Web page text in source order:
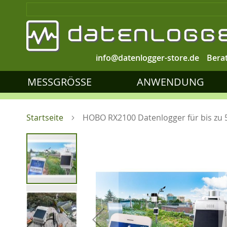
info@datenlogger-store.de
MESSGRÖSSE ANWENDUNG
Startseite HOBO RX2100 Datenlogger für bis zu
Zum
Ende
der
Bildgalerie
springen